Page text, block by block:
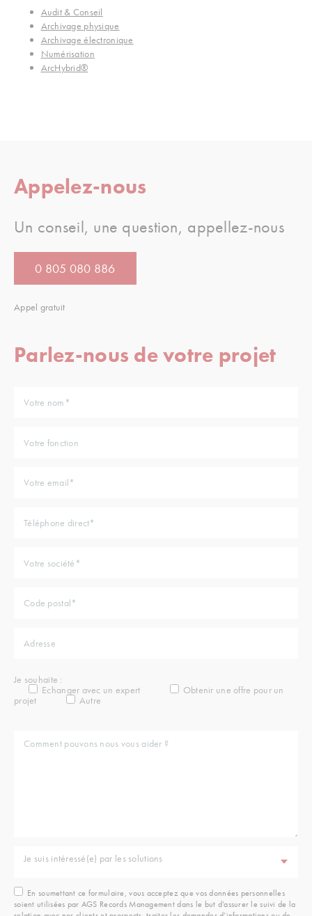
Audit & Conseil
Archivage physique
Archivage électronique
Numérisation
ArcHybrid®
Appelez-nous
Un conseil, une question, appellez-nous
0 805 080 886
Appel gratuit
Parlez-nous de votre projet
Je souhaite :
Echanger avec un expert
Obtenir une offre pour un
projet
Autre
Je suis intéressé(e) par les solutions
En soumettant ce formulaire, vous acceptez que vos données personnelles
soient utilisées par AGS Records Management dans le but d’assurer le suivi de la